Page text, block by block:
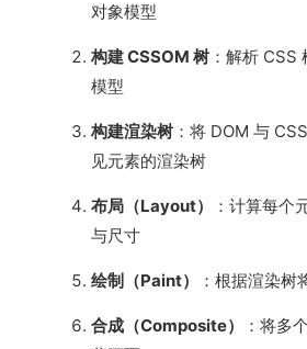
对象模型
构建 CSSOM 树 ：解析 CSS
模型
构建渲染树 ：将 DOM 与
见元素的渲染树
布局（Layout）
：计算每个
与尺寸
绘制（Paint） ：根据渲染树
合成（Composite）
：将多